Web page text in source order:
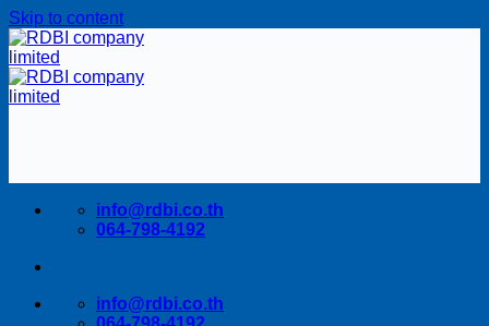
Skip to content
info@rdbi.co.th
064-798-4192
info@rdbi.co.th